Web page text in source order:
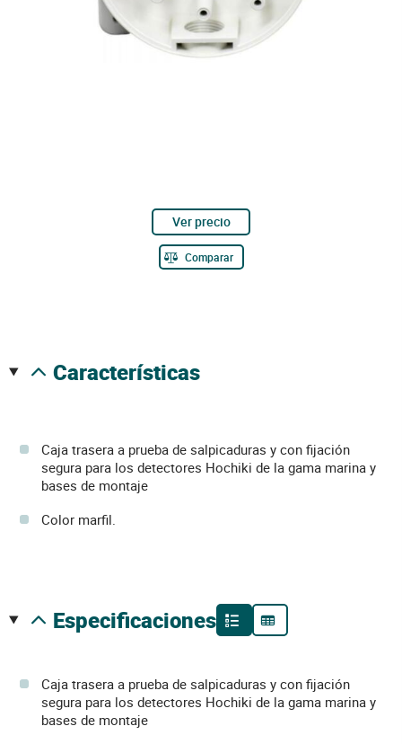
Ver precio
Comparar
características
Caja trasera a prueba de salpicaduras y con fijación
segura para los detectores Hochiki de la gama marina y
bases de montaje
Color marfil.
especificaciones
Caja trasera a prueba de salpicaduras y con fijación
segura para los detectores Hochiki de la gama marina y
bases de montaje